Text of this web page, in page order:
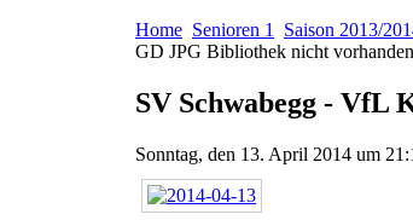
Home Senioren 1 Saison 2013/
GD JPG Bibliothek nicht vorhanden
SV Schwabegg - VfL
Sonntag, den 13. April 2014 um